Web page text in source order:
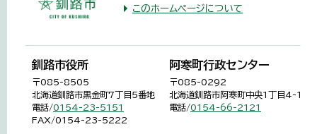
このホームページについて
釧路市役所
〒085-8505
北海道釧路市黒金町7丁目5番地
電話/0154-23-5151
FAX/0154-23-5222
阿寒町行政センター
〒085-0292
北海道釧路市阿寒町中央1丁目4-1
電話/0154-66-2121